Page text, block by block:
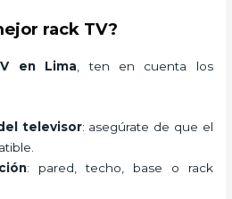
rack TV?
en Lima, ten en cuenta los
televisor: asegúrate de que el
: pared, techo, base o rack